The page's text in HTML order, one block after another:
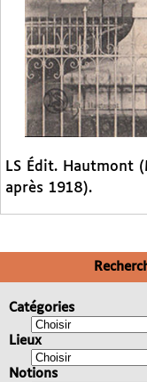
LS Édit. Hautmont
après 1918).
Catégories
Lieux
Notions